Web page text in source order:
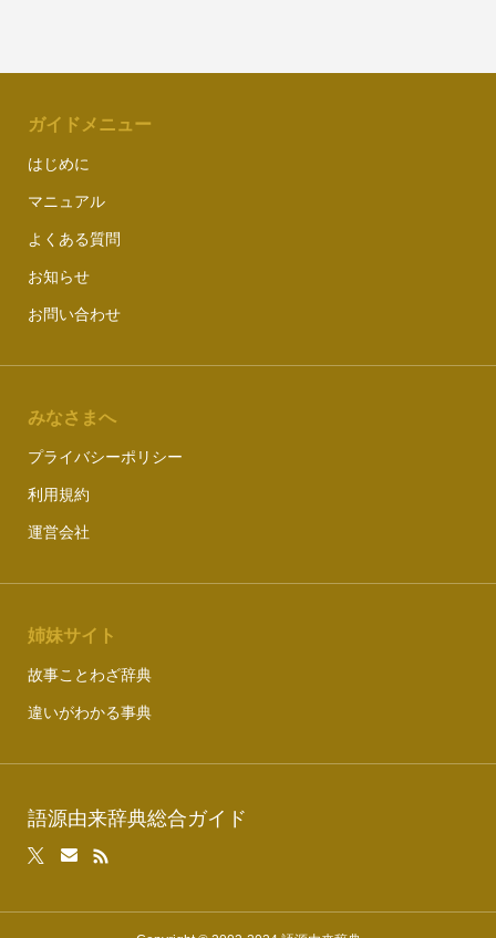
ガイドメニュー
はじめに
マニュアル
よくある質問
お知らせ
お問い合わせ
みなさまへ
プライバシーポリシー
利用規約
運営会社
姉妹サイト
故事ことわざ辞典
違いがわかる事典
語源由来辞典総合ガイド